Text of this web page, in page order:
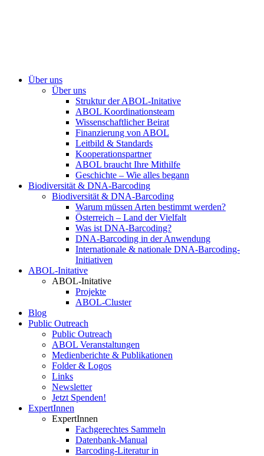
Über uns
Über uns
Struktur der ABOL-Initative
ABOL Koordinationsteam
Wissenschaftlicher Beirat
Finanzierung von ABOL
Leitbild & Standards
Kooperationspartner
ABOL braucht Ihre Mithilfe
Geschichte – Wie alles begann
Biodiversität & DNA-Barcoding
Biodiversität & DNA-Barcoding
Warum müssen Arten bestimmt werden?
Österreich – Land der Vielfalt
Was ist DNA-Barcoding?
DNA-Barcoding in der Anwendung
Internationale & nationale DNA-Barcoding-
Initiativen
ABOL-Initative
ABOL-Initative
Projekte
ABOL-Cluster
Blog
Public Outreach
Public Outreach
ABOL Veranstaltungen
Medienberichte & Publikationen
Folder & Logos
Links
Newsletter
Jetzt Spenden!
ExpertInnen
ExpertInnen
Fachgerechtes Sammeln
Datenbank-Manual
Barcoding-Literatur in